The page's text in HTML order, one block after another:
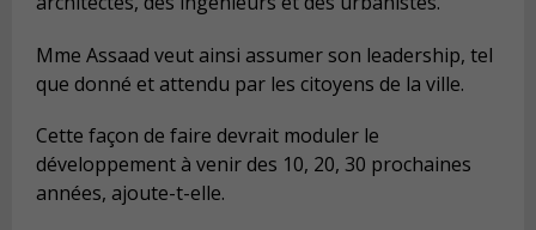
Mme Assaad veut ainsi assumer son leadership, tel
que donné et attendu par les citoyens de la ville.
Cette façon de faire devrait moduler le
développement à venir des 10, 20, 30 prochaines
années, ajoute-t-elle.